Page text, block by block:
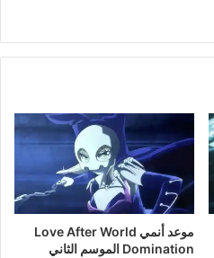
موعد أنمي Love After World
Domination الموسم الثاني